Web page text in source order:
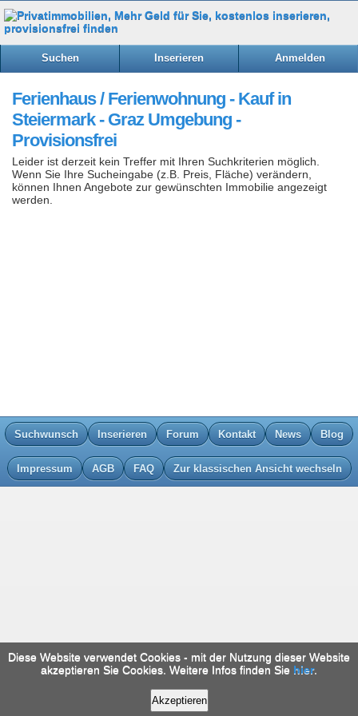
Suchen Inserieren Anmelden
Ferienhaus / Ferienwohnung - Kauf in
Steiermark - Graz Umgebung -
Provisionsfrei
Leider ist derzeit kein Treffer mit Ihren Suchkriterien möglich.
Wenn Sie Ihre Sucheingabe (z.B. Preis, Fläche) verändern,
können Ihnen Angebote zur gewünschten Immobilie angezeigt
werden.
Suchwunsch Inserieren Forum Kontakt News Blog
Impressum AGB FAQ Zur klassischen Ansicht wechseln
Diese Website verwendet Cookies - mit der Nutzung dieser Website
akzeptieren Sie Cookies. Weitere Infos finden Sie hier.